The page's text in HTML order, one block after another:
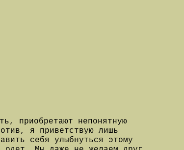
приобретают непонятную
я приветствую лишь
себя улыбнуться этому